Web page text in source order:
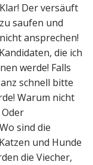
Der versäuft
saufen und
ansprechen!
die ich
werde! Falls
schnell bitte
Warum nicht
sind die
und Hunde
die Viecher,